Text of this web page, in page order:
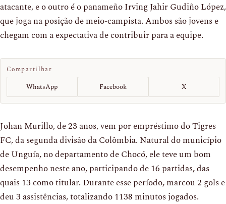
atacante, e o outro é o panameño Irving Jahir Gudiño López,
que joga na posição de meio-campista. Ambos são jovens e
chegam com a expectativa de contribuir para a equipe.
Compartilhar
WhatsApp Facebook X
Johan Murillo, de 23 anos, vem por empréstimo do Tigres
FC, da segunda divisão da Colômbia. Natural do município
de Unguía, no departamento de Chocó, ele teve um bom
desempenho neste ano, participando de 16 partidas, das
quais 13 como titular. Durante esse período, marcou 2 gols e
deu 3 assistências, totalizando 1138 minutos jogados.